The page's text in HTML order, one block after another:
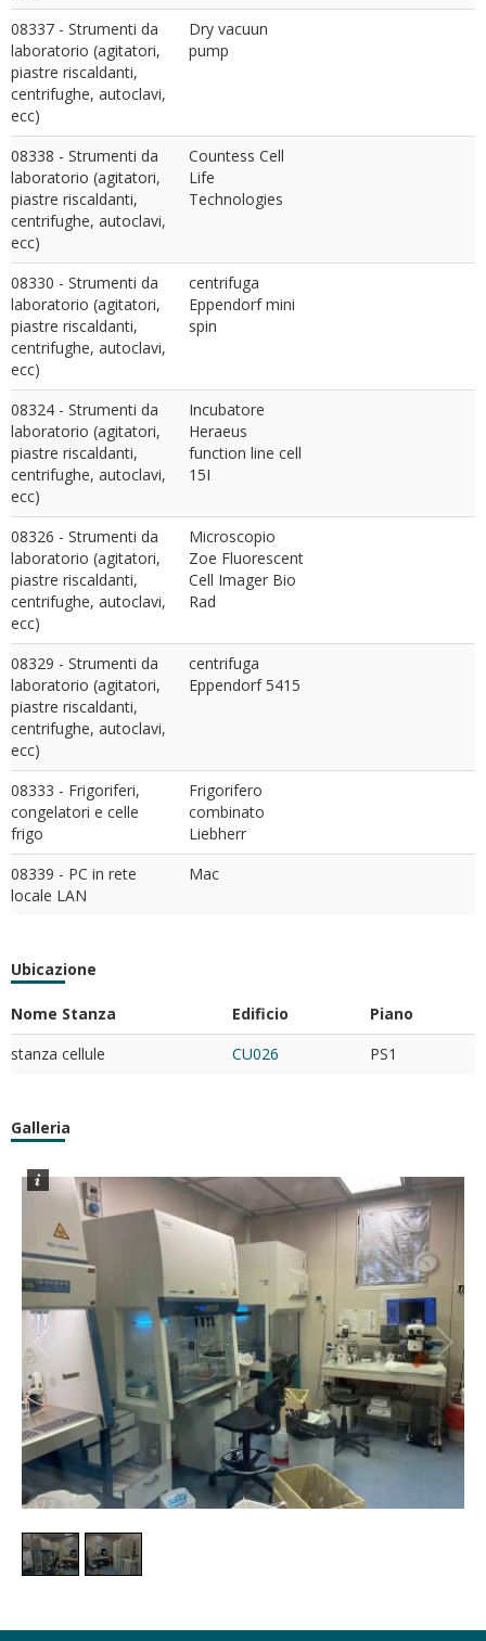
08337 - Strumenti da
laboratorio (agitatori,
piastre riscaldanti,
centrifughe, autoclavi,
ecc)
Dry vacuun
pump
08338 - Strumenti da
laboratorio (agitatori,
piastre riscaldanti,
centrifughe, autoclavi,
ecc)
Countess Cell
Life
Technologies
08330 - Strumenti da
laboratorio (agitatori,
piastre riscaldanti,
centrifughe, autoclavi,
ecc)
centrifuga
Eppendorf mini
spin
08324 - Strumenti da
laboratorio (agitatori,
piastre riscaldanti,
centrifughe, autoclavi,
ecc)
Incubatore
Heraeus
function line cell
15I
08326 - Strumenti da
laboratorio (agitatori,
piastre riscaldanti,
centrifughe, autoclavi,
ecc)
Microscopio
Zoe Fluorescent
Cell Imager Bio
Rad
08329 - Strumenti da
laboratorio (agitatori,
piastre riscaldanti,
centrifughe, autoclavi,
ecc)
centrifuga
Eppendorf 5415
08333 - Frigoriferi,
congelatori e celle
frigo
Frigorifero
combinato
Liebherr
08339 - PC in rete
locale LAN
Mac
Ubicazione
Nome Stanza Edificio
Piano
stanza cellule
CU026 PS1
Galleria
1 / 2